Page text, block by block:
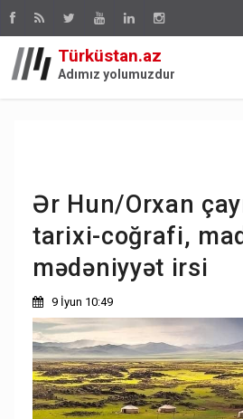
Türküstan.az
Adımız yolumuzdur
Ər Hun/Orxan
tarixi-coğrafi,
mədəniyyət irsi
9 İyun 10:49